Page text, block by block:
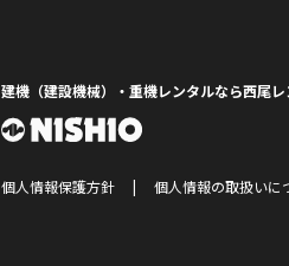
建機（建設機械）・重機レンタルなら西尾
個人情報保護方針 個人情報の取扱いに